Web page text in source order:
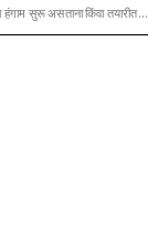
हंगाम सुरू असताना किंवा तयारीत...